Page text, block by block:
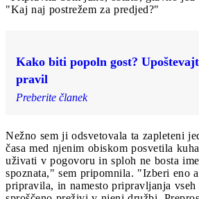
"Kaj naj postrežem za predjed?"
Kako biti popoln gost?
pravil
Preberite članek
Nežno sem ji odsvetovala ta zapleteni
časa med njenim obiskom posvetila
uživati v pogovoru in sploh ne bosta
spoznata," sem pripomnila. "Izberi eno
pripravila, in namesto pripravljanja